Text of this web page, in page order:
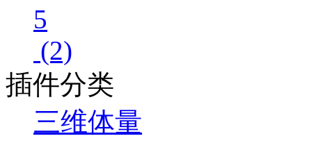
5
(2)
插件分类
三维体量